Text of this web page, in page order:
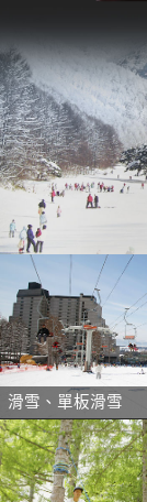
滑雪、單板滑雪